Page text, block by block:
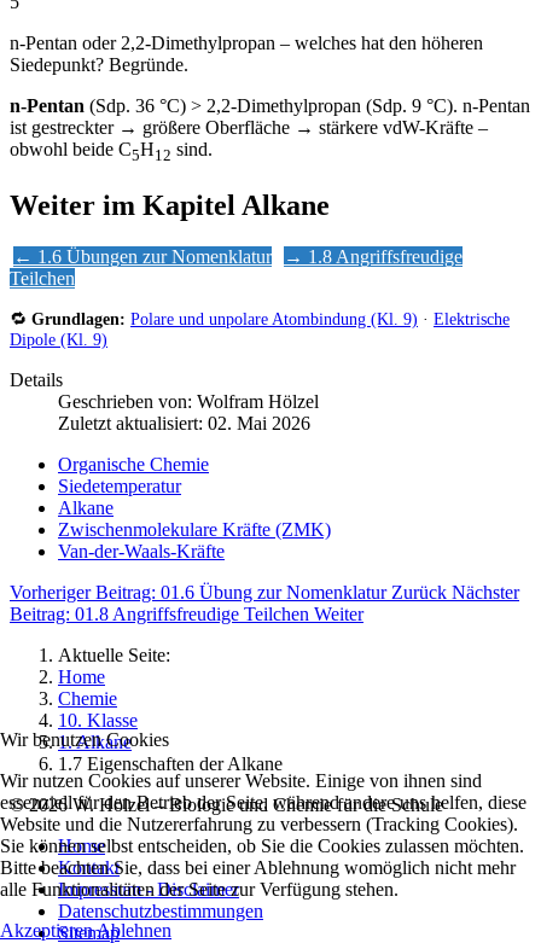
n-Pentan oder 2,2-Dimethylpropan – welches hat den höheren
Siedepunkt? Begründe.
n-Pentan (Sdp. 36 °C) > 2,2-Dimethylpropan (Sdp. 9 °C). n-Pentan
ist gestreckter → größere Oberfläche → stärkere vdW-Kräfte –
obwohl beide C5H12 sind.
Weiter im Kapitel Alkane
← 1.6 Übungen zur Nomenklatur
→ 1.8 Angriffsfreudige
Teilchen
🔁 Grundlagen: Polare und unpolare Atombindung (Kl. 9) · Elektrische
Dipole (Kl. 9)
Details
Geschrieben von: Wolfram Hölzel
Zuletzt aktualisiert: 02. Mai 2026
Organische Chemie
Siedetemperatur
Alkane
Zwischenmolekulare Kräfte (ZMK)
Van-der-Waals-Kräfte
Vorheriger Beitrag: 01.6 Übung zur Nomenklatur Zurück Nächster
Beitrag: 01.8 Angriffsfreudige Teilchen Weiter
Aktuelle Seite:
Home
Chemie
10. Klasse
1. Alkane
1.7 Eigenschaften der Alkane
©2026W. Hölzel – Biologie und Chemie für die Schule
Home
Kontakt
Impressum - Disclaimer
Datenschutzbestimmungen
Sitemap
Wir benutzen Cookies
Wir nutzen Cookies auf unserer Website. Einige von ihnen sind
essenziell für den Betrieb der Seite, während andere uns helfen, diese
Website und die Nutzererfahrung zu verbessern (Tracking Cookies).
Sie können selbst entscheiden, ob Sie die Cookies zulassen möchten.
Bitte beachten Sie, dass bei einer Ablehnung womöglich nicht mehr
alle Funktionalitäten der Seite zur Verfügung stehen.
AkzeptierenAblehnen